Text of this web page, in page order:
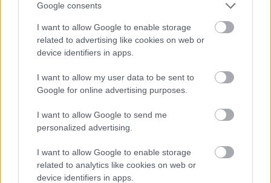
Google consents
I want to allow Google to enable storage
related to advertising like cookies on web or
device identifiers in apps.
I want to allow my user data to be sent to
Google for online advertising purposes.
I want to allow Google to send me
personalized advertising.
I want to allow Google to enable storage
related to analytics like cookies on web or
device identifiers in apps.